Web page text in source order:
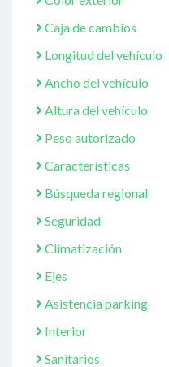
Caja de cambios
Longitud del vehículo
Ancho del vehículo
Altura del vehículo
Peso autorizado
Características
Búsqueda regional
Seguridad
Climatización
Ejes
Asistencia parking
Interior
Sanitarios